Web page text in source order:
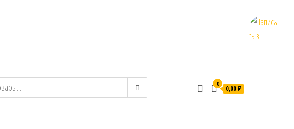
0
0,00 ₽